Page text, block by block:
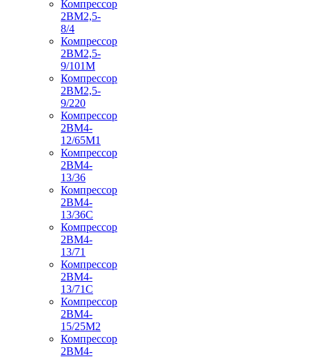
Компрессор
2ВМ2,5-
8/4
Компрессор
2ВМ2,5-
9/101М
Компрессор
2ВМ2,5-
9/220
Компрессор
2ВМ4-
12/65М1
Компрессор
2ВМ4-
13/36
Компрессор
2ВМ4-
13/36С
Компрессор
2ВМ4-
13/71
Компрессор
2ВМ4-
13/71С
Компрессор
2ВМ4-
15/25М2
Компрессор
2ВМ4-